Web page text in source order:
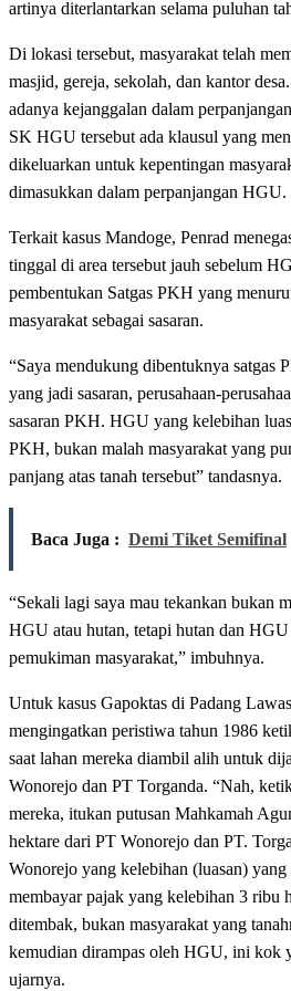
artinya diterlantarkan selama puluhan
Di lokasi tersebut, masyarakat telah
masjid, gereja, sekolah, dan kantor
adanya kejanggalan dalam
SK HGU tersebut ada klausul yang
dikeluarkan untuk kepentingan
dimasukkan dalam perpanjangan HGU.
Terkait kasus Mandoge, Penrad
tinggal di area tersebut jauh sebelum
pembentukan Satgas PKH yang
masyarakat sebagai sasaran.
“Saya mendukung dibentuknya satgas
yang jadi sasaran, perusahaan-
sasaran PKH. HGU yang kelebihan
PKH, bukan malah masyarakat yang
panjang atas tanah tersebut” tandasnya.
Baca Juga : Demi Tiket Semifinal
“Sekali lagi saya mau tekankan bukan
HGU atau hutan, tetapi hutan dan
pemukiman masyarakat,” imbuhnya.
Untuk kasus Gapoktas di Padang
mengingatkan peristiwa tahun 1986
saat lahan mereka diambil alih untuk
Wonorejo dan PT Torganda. “Nah,
mereka, itukan putusan Mahkamah
hektare dari PT Wonorejo dan PT.
Wonorejo yang kelebihan (luasan)
membayar pajak yang kelebihan 3 ribu
ditembak, bukan masyarakat yang
kemudian dirampas oleh HGU, ini kok
ujarnya.